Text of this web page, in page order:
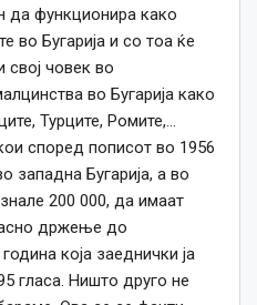
функционира како
во Бугарија и со тоа ќе
свој човек во
во Бугарија како
Турците, Ромите,…
според пописот во 1956
западна Бугарија, а во
200 000, да имаат
држење до
која заеднички ја
гласа. Ништо друго не